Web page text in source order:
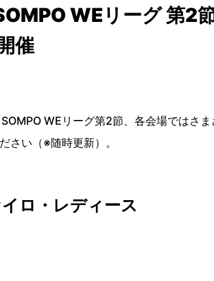
WEリーグ 第2
催
WEリーグ第2節、各会場ではさま
さい（※随時更新）。
ロ・レディース